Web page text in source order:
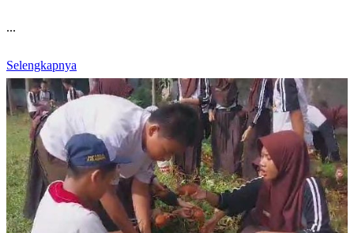
...
Selengkapnya